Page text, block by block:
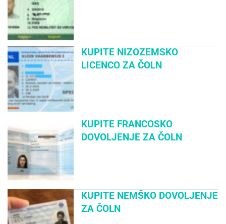
KUPITE NIZOZEMSKO
LICENCO ZA ČOLN
KUPITE FRANCOSKO
DOVOLJENJE ZA ČOLN
KUPITE NEMŠKO DOVOLJENJE
ZA ČOLN